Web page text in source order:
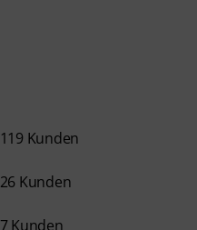
119 Kunden
26 Kunden
7 Kunden